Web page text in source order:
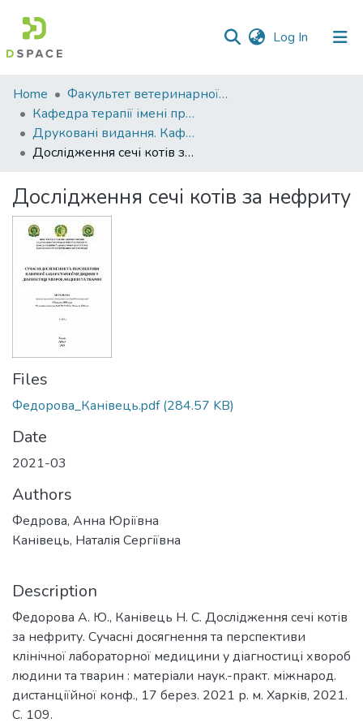
Log In (current)
Communities
&
Collections
All of DSpace
Statistics
Home
Факультет ветеринарної медицини
Кафедра терапії імені професора П. І. Локеса
Друковані видання. Кафедра терапії імені професора П. І. Локеса
Дослідження сечі котів за нефриту
Дослідження сечі котів за нефриту
Files
Федорова_Канівець.pdf(284.57 KB)
Date
2021-03
Authors
Федрова, Анна Юріївна
Канівець, Наталія Сергіївна
Description
Федорова А. Ю., Канівець Н. С. Дослідження сечі котів
за нефриту. Сучасні досягнення та перспективи
клінічної лабораторної медицини у діагностиці хвороб
людини та тварин : матеріали наук.-практ. міжнарод.
дистанціїйної конф., 17 берез. 2021 р. м. Харків, 2021.
С. 109.